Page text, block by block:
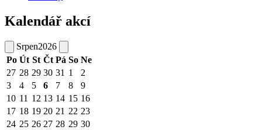
Kalendář akcí
Srpen2026
Po Út St Čt Pá So Ne
27 28 29 30 31 1
2
3
4 5 6 7 8
9
10 11 12 13 14 15 16
17 18 19 20 21 22 23
24 25 26 27 28 29 30